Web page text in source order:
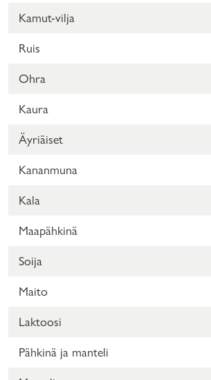
Kamut-vilja
Ruis
Ohra
Kaura
Äyriäiset
Kananmuna
Kala
Maapähkinä
Soija
Maito
Laktoosi
Pähkinä ja manteli